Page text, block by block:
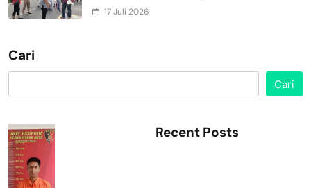
17 Juli 2026
Cari
Cari
Recent Posts